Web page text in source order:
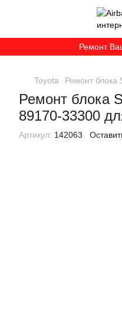
Ремонт
Toyota Ремонт блока
Ремонт блока
89170-33300
Артикул: 142063